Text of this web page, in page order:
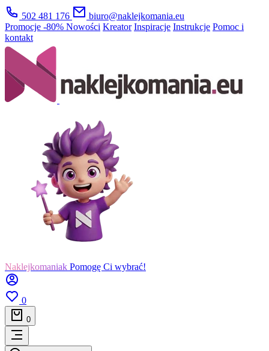
502 481 176
biuro@naklejkomania.eu
Promocje -80% Nowości Kreator Inspiracje Instrukcje Pomoc i
kontakt
Naklejkomaniak Pomogę Ci wybrać!
0
0